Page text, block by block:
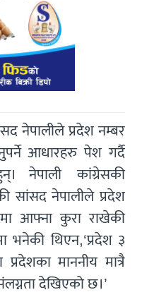
नेपालीले प्रदेश नम्बर
आधारहरु पेश गर्दै
नेपाली कांग्रेसकी
सांसद नेपालीले प्रदेश
आफ्ना कुरा राखेकी
भनेकी थिएन,‘प्रदेश ३
माननीय मात्रै
देखिएको छ।’